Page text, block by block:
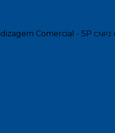
Comercial - SP